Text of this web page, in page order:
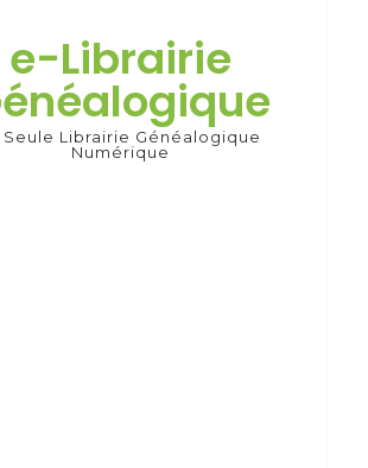
e-Librairie
Seule Librairie Généalogique
Numérique